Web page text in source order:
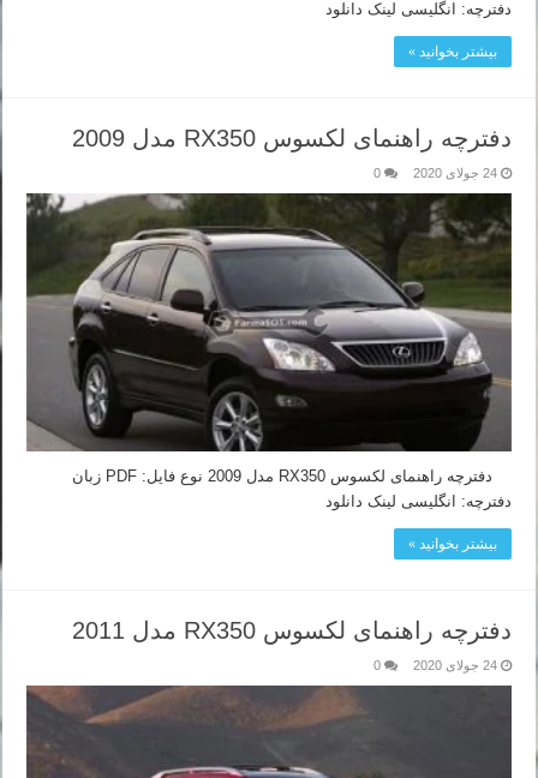
دفترچه: انگلیسی لینک دانلود
بیشتر بخوانید »
دفترچه راهنمای لکسوس RX350 مدل 2009
24 جولای 2020 0
دفترچه راهنمای لکسوس RX350 مدل 2009 نوع فایل: PDF زبان
دفترچه: انگلیسی لینک دانلود
بیشتر بخوانید »
دفترچه راهنمای لکسوس RX350 مدل 2011
24 جولای 2020 0